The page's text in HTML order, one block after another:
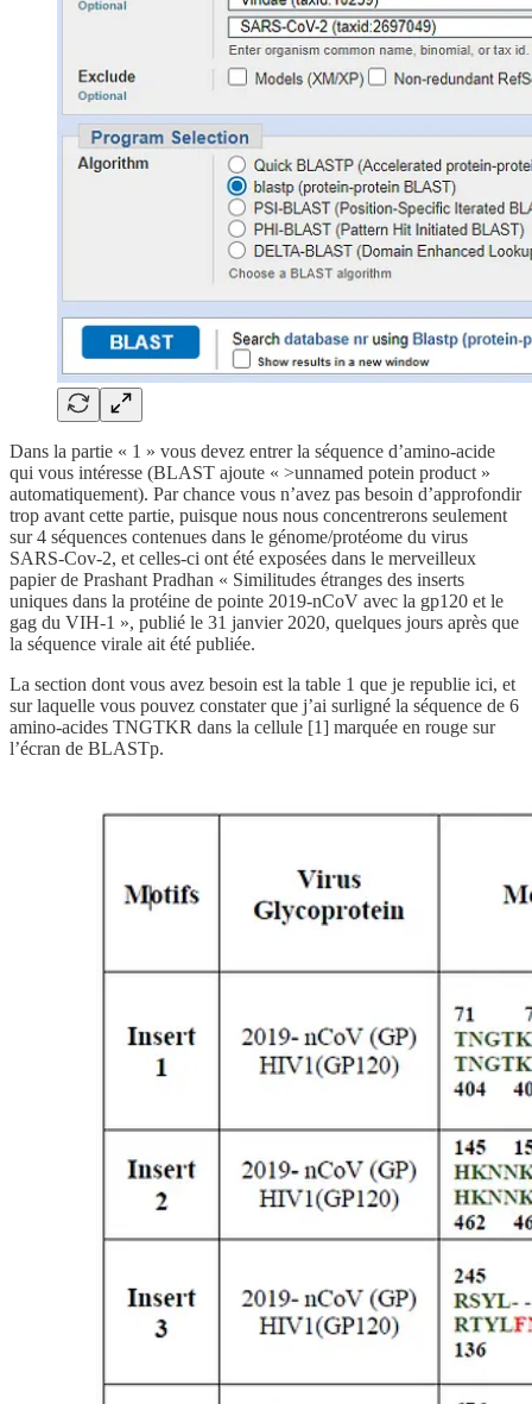
Dans la partie « 1 » vous devez entrer la séquence d’amino-acide
qui vous intéresse (BLAST ajoute « >unnamed potein product »
automatiquement). Par chance vous n’avez pas besoin d’approfondir
trop avant cette partie, puisque nous nous concentrerons seulement
sur 4 séquences contenues dans le génome/protéome du virus
SARS-Cov-2, et celles-ci ont été exposées dans le merveilleux
papier de Prashant Pradhan « Similitudes étranges des inserts
uniques dans la protéine de pointe 2019-nCoV avec la gp120 et le
gag du VIH-1 », publié le 31 janvier 2020, quelques jours après que
la séquence virale ait été publiée.
La section dont vous avez besoin est la table 1 que je republie ici, et
sur laquelle vous pouvez constater que j’ai surligné la séquence de 6
amino-acides TNGTKR dans la cellule [1] marquée en rouge sur
l’écran de BLASTp.